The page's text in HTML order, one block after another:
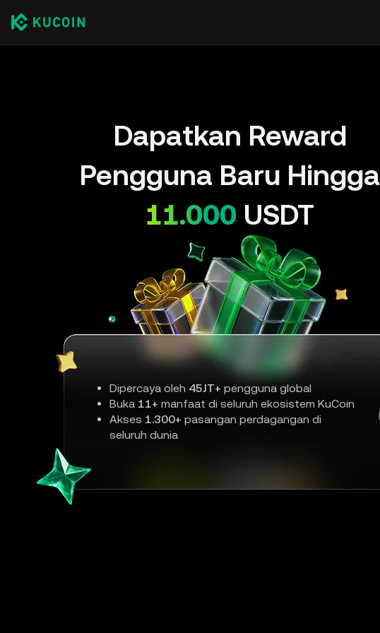
Dapatkan Reward
Pengguna Baru Hingga
11.000 USDT
Dipercaya oleh 45JT+ pengguna global
Buka 11+ manfaat di seluruh ekosistem KuCoin
Akses 1.300+ pasangan perdagangan di
seluruh dunia